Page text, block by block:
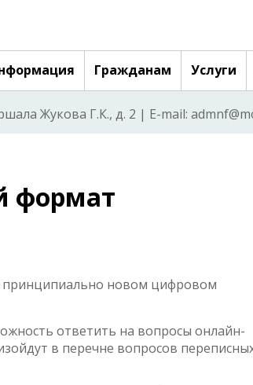
Гражданам Услуги
Жукова Г.К., д. 2 | E-mail:
формат
принципиально новом цифровом
ответить на вопросы онлайн-
в перечне вопросов